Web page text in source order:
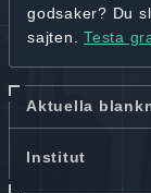
godsaker? Du
sajten. Testa
Aktuella
Institut